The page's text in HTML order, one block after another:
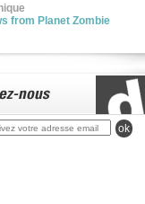
from Planet Zombie
ok